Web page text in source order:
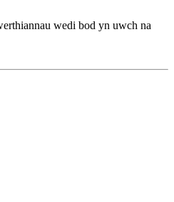
wedi bod yn uwch na